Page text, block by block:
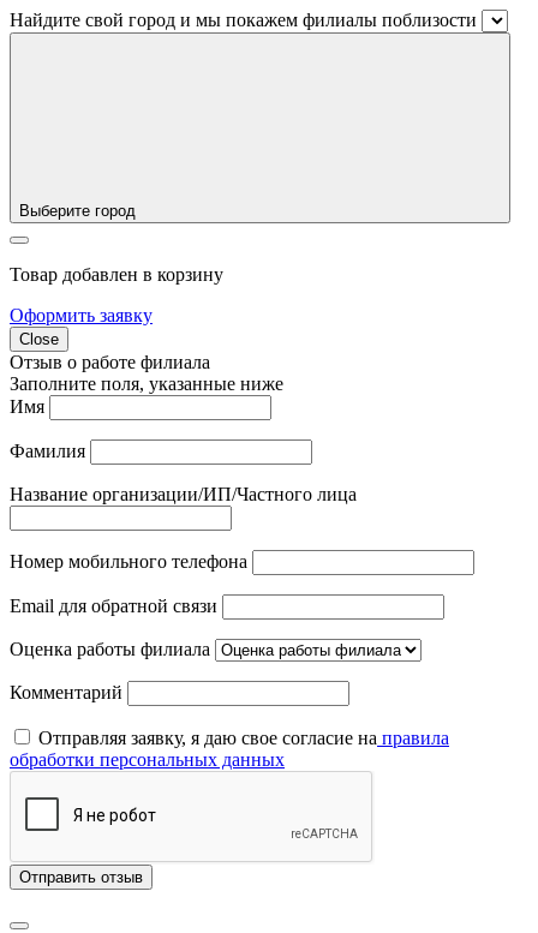
Найдите свой город и мы покажем филиалы поблизости
Выберите город
Товар добавлен в корзину
Оформить заявку
Close
Отзыв о работе филиала
Заполните поля, указанные ниже
Имя
Фамилия
Название организации/ИП/Частного лица
Номер мобильного телефона
Email для обратной связи
Оценка работы филиала
Комментарий
Отправляя заявку, я даю свое согласие на правила
обработки персональных данных
Отправить отзыв